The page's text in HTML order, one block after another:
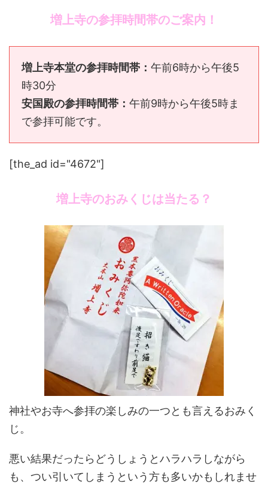
増上寺の参拝時間帯のご案内！
増上寺本堂の参拝時間帯： 午前6時から午後5
時30分
安国殿の参拝時間帯： 午前9時から午後5時ま
で参拝可能です。
[the_ad id="4672"]
増上寺のおみくじは当たる？
神社やお寺へ参拝の楽しみの一つとも言えるおみく
じ。
悪い結果だったらどうしょうとハラハラしながら
も、つい引いてしまうという方も多いかもしれませ